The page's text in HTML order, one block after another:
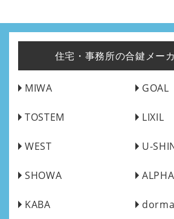
住宅・事務所の合鍵メー
MIWA GOAL
TOSTEM LIXIL
WEST U-
SHOWA ALPHA
KABA